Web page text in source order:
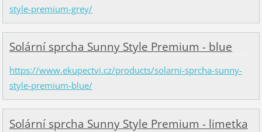
style-premium-grey/
Solární sprcha Sunny Style Premium - blue
https://www.ekupectvi.cz/products/solarni-sprcha-sunny-
style-premium-blue/
Solární sprcha Sunny Style Premium - limetka